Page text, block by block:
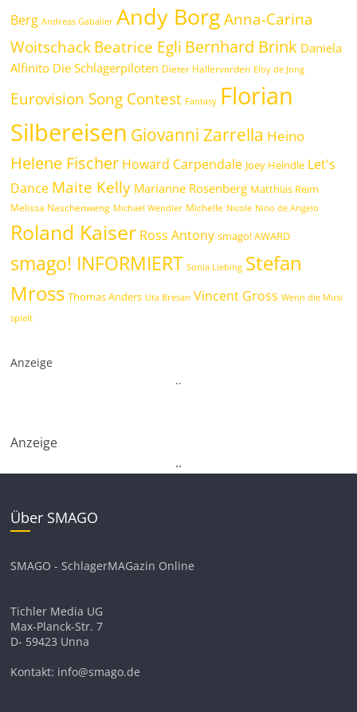
Berg Andreas Gabalier Andy Borg Anna-Carina
WoitschackBeatrice Egli Bernhard Brink Daniela
Alfinito Die Schlagerpiloten Dieter Hallervorden Eloy de Jong
Eurovision Song Contest Fantasy Florian
Silbereisen Giovanni Zarrella Heino
Helene Fischer Howard Carpendale Joey Heindle Let's
Dance Maite Kelly Marianne Rosenberg Matthias Reim
Melissa Naschenweng Michael Wendler Michelle Nicole Nino de Angelo
Roland Kaiser Ross Antony smago! AWARD
smago! INFORMIERT Sonia Liebing Stefan
Mross Thomas Anders Uta Bresan Vincent Gross Wenn die Musi
spielt
Anzeige
..
Anzeige
..
Über SMAGO
SMAGO - SchlagerMAGazin Online
Tichler Media UG
Max-Planck-Str. 7
D- 59423 Unna
Kontakt: info@smago.de